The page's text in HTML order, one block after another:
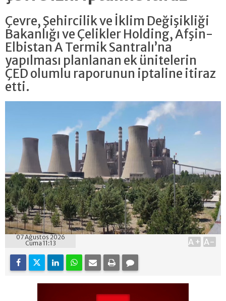
Çevre, Şehircilik ve İklim Değişikliği
Bakanlığı ve Çelikler Holding, Afşin-
Elbistan A Termik Santralı’na
yapılması planlanan ek ünitelerin
ÇED olumlu raporunun iptaline itiraz
etti.
07 Ağustos 2026
Cuma 11:13
A+ A-